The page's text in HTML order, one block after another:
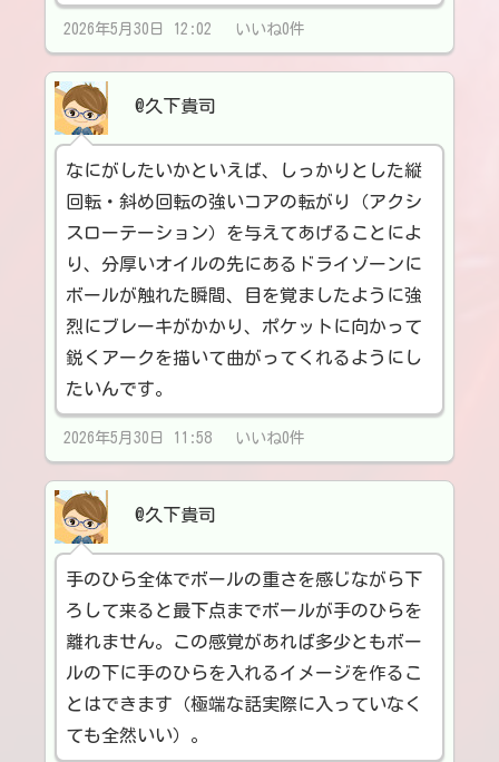
2026年5月30日 12:02 いいね0件
@久下貴司
なにがしたいかといえば、しっかりとした縦
回転・斜め回転の強いコアの転がり（アクシ
スローテーション）を与えてあげることによ
り、分厚いオイルの先にあるドライゾーンに
ボールが触れた瞬間、目を覚ましたように強
烈にブレーキがかかり、ポケットに向かって
鋭くアークを描いて曲がってくれるようにし
たいんです。
2026年5月30日 11:58 いいね0件
@久下貴司
手のひら全体でボールの重さを感じながら下
ろして来ると最下点までボールが手のひらを
離れません。この感覚があれば多少ともボー
ルの下に手のひらを入れるイメージを作るこ
とはできます（極端な話実際に入っていなく
ても全然いい）。